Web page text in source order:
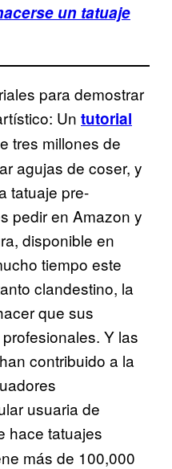
un tatuaje
para demostrar
Un tutorial
tres millones de
agujas de coser, y
tatuaje pre-
pedir en Amazon y
disponible en
tiempo este
clandestino, la
que sus
Y las
contribuido a la
usuaria de
hace tatuajes
más de 100,000